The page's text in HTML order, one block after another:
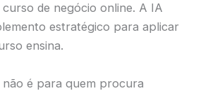
de negócio online. A IA
estratégico para aplicar
ensina.
é para quem procura